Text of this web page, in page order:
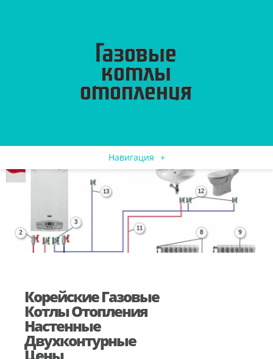
Навигация +
Корейские Газовые
Котлы Отопления
Настенные
Двухконтурные